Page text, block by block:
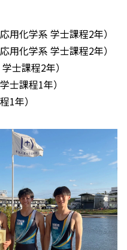
用化学系 学士課程2年）
用化学系 学士課程2年）
士課程2年）
士課程1年）
1年）